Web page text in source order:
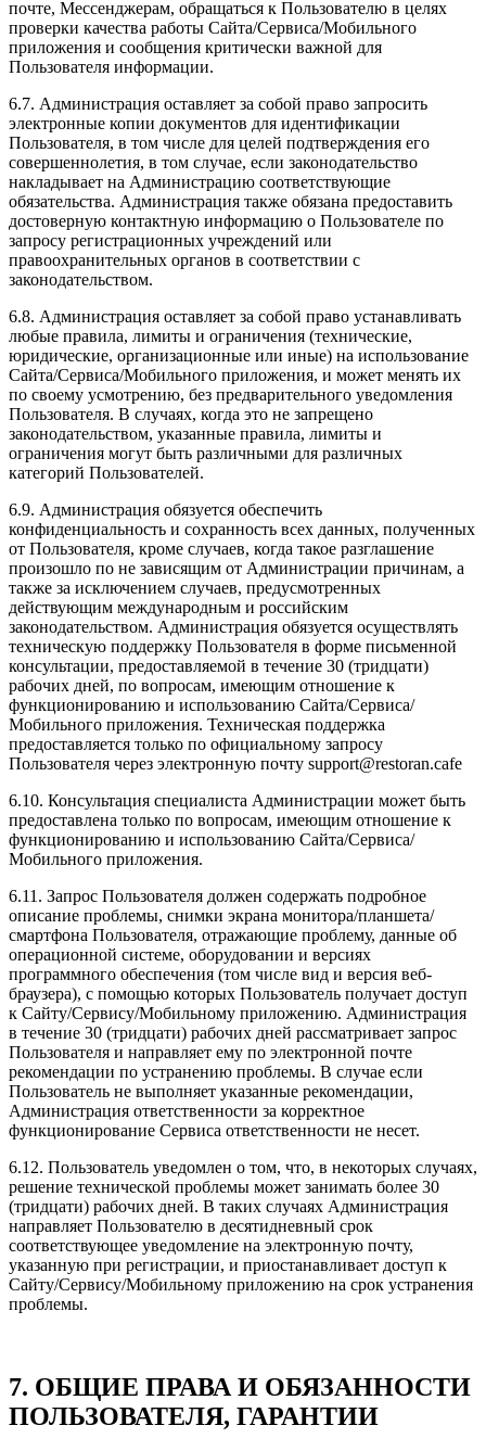
почте, Мессенджерам, обращаться к Пользователю в целях
проверки качества работы Сайта/Сервиса/Мобильного
приложения и сообщения критически важной для
Пользователя информации.
6.7. Администрация оставляет за собой право запросить
электронные копии документов для идентификации
Пользователя, в том числе для целей подтверждения его
совершеннолетия, в том случае, если законодательство
накладывает на Администрацию соответствующие
обязательства. Администрация также обязана предоставить
достоверную контактную информацию о Пользователе по
запросу регистрационных учреждений или
правоохранительных органов в соответствии с
законодательством.
6.8. Администрация оставляет за собой право устанавливать
любые правила, лимиты и ограничения (технические,
юридические, организационные или иные) на использование
Сайта/Сервиса/Мобильного приложения, и может менять их
по своему усмотрению, без предварительного уведомления
Пользователя. В случаях, когда это не запрещено
законодательством, указанные правила, лимиты и
ограничения могут быть различными для различных
категорий Пользователей.
6.9. Администрация обязуется обеспечить
конфиденциальность и сохранность всех данных, полученных
от Пользователя, кроме случаев, когда такое разглашение
произошло по не зависящим от Администрации причинам, а
также за исключением случаев, предусмотренных
действующим международным и российским
законодательством. Администрация обязуется осуществлять
техническую поддержку Пользователя в форме письменной
консультации, предоставляемой в течение 30 (тридцати)
рабочих дней, по вопросам, имеющим отношение к
функционированию и использованию Сайта/Сервиса/
Мобильного приложения. Техническая поддержка
предоставляется только по официальному запросу
Пользователя через электронную почту support@restoran.cafe
6.10. Консультация специалиста Администрации может быть
предоставлена только по вопросам, имеющим отношение к
функционированию и использованию Сайта/Сервиса/
Мобильного приложения.
6.11. Запрос Пользователя должен содержать подробное
описание проблемы, снимки экрана монитора/планшета/
смартфона Пользователя, отражающие проблему, данные об
операционной системе, оборудовании и версиях
программного обеспечения (том числе вид и версия веб-
браузера), с помощью которых Пользователь получает доступ
к Сайту/Сервису/Мобильному приложению. Администрация
в течение 30 (тридцати) рабочих дней рассматривает запрос
Пользователя и направляет ему по электронной почте
рекомендации по устранению проблемы. В случае если
Пользователь не выполняет указанные рекомендации,
Администрация ответственности за корректное
функционирование Сервиса ответственности не несет.
6.12. Пользователь уведомлен о том, что, в некоторых случаях,
решение технической проблемы может занимать более 30
(тридцати) рабочих дней. В таких случаях Администрация
направляет Пользователю в десятидневный срок
соответствующее уведомление на электронную почту,
указанную при регистрации, и приостанавливает доступ к
Сайту/Сервису/Мобильному приложению на срок устранения
проблемы.
7. ОБЩИЕ ПРАВА И ОБЯЗАННОСТИ
ПОЛЬЗОВАТЕЛЯ, ГАРАНТИИ